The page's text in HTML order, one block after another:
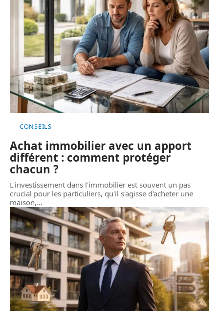
CONSEILS
Achat immobilier avec un apport
différent : comment protéger
chacun ?
L'investissement dans l'immobilier est souvent un pas
crucial pour les particuliers, qu'il s'agisse d'acheter une
maison,…